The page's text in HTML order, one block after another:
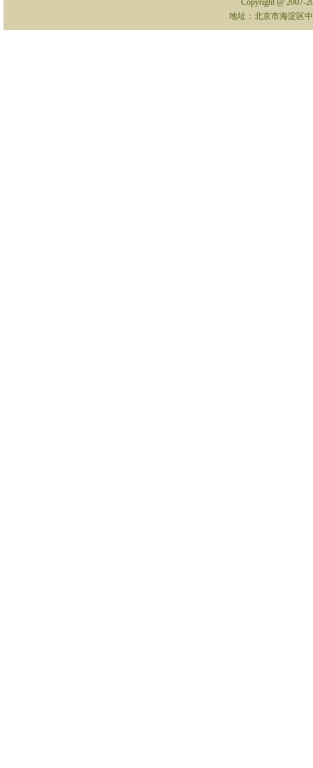
Copyright @ 2007-
地址：北京市海淀区